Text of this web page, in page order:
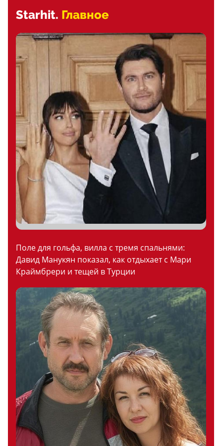
Starhit. Главное
Поле для гольфа, вилла с тремя спальнями:
Давид Манукян показал, как отдыхает с Мари
Краймбрери и тещей в Турции